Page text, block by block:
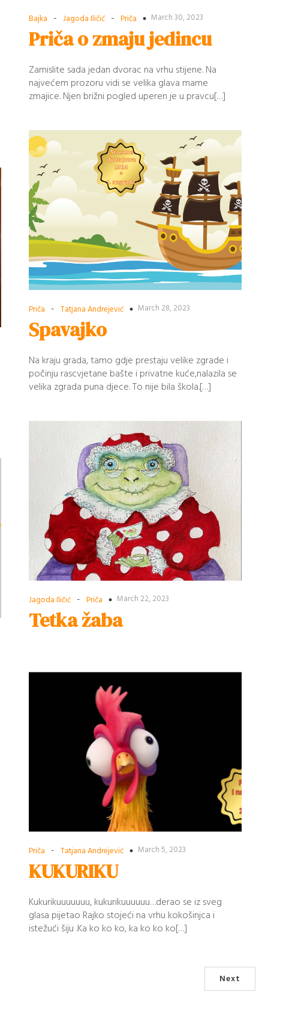
Bajka - Jagoda Iličić - Priča March 30, 2023
Priča o zmaju jedincu
Zamislite sada jedan dvorac na vrhu stijene. Na
najvećem prozoru vidi se velika glava mame
zmajice. Njen brižni pogled uperen je u pravcu[…]
Priča - Tatjana Andrejević March 28, 2023
Spavajko
Na kraju grada, tamo gdje prestaju velike zgrade i
počinju rascvjetane bašte i privatne kuće,nalazila se
velika zgrada puna djece. To nije bila škola.[…]
Jagoda Iličić - Priča March 22, 2023
Tetka žaba
Priča - Tatjana Andrejević March 5, 2023
KUKURIKU
Kukurikuuuuuuu, kukurikuuuuuu…derao se iz sveg
glasa pijetao Rajko stojeći na vrhu kokošinjca i
istežući šiju .Ka ko ko ko, ka ko ko ko[…]
Next